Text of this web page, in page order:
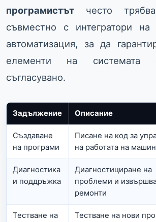
програмистът често
съвместно с интегратори на
автоматизация, за да
елементи на системата
съгласувано.
Задължение Описание
Създаване
на програми
Писане на код за
на работата на
Диагностика
и поддръжка
Диагностициране на
проблеми и
ремонти
Тестване на
Тестване на нови